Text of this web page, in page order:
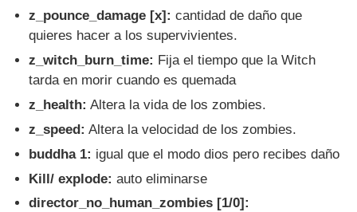
z_pounce_damage [x]: cantidad de daño que
quieres hacer a los supervivientes.
z_witch_burn_time: Fija el tiempo que la Witch
tarda en morir cuando es quemada
z_health: Altera la vida de los zombies.
z_speed: Altera la velocidad de los zombies.
buddha 1: igual que el modo dios pero recibes daño
Kill/ explode: auto eliminarse
director_no_human_zombies [1/0]: